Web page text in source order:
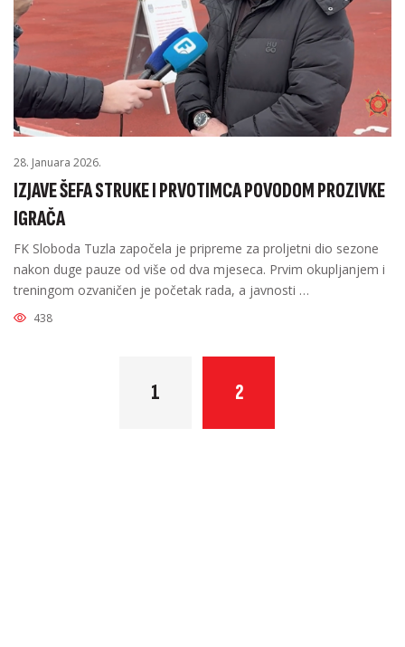
28. Januara 2026.
IZJAVE ŠEFA STRUKE I PRVOTIMCA POVODOM PROZIVKE
IGRAČA
FK Sloboda Tuzla započela je pripreme za proljetni dio sezone
nakon duge pauze od više od dva mjeseca. Prvim okupljanjem i
treningom ozvaničen je početak rada, a javnosti …
438
1 2